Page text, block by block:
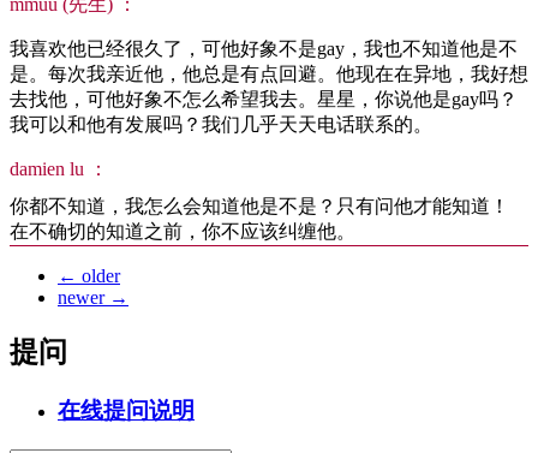
mmuu (先生) ：
我喜欢他已经很久了，可他好象不是gay，我也不知道他是不
是。每次我亲近他，他总是有点回避。他现在在异地，我好想
去找他，可他好象不怎么希望我去。星星，你说他是gay吗？
我可以和他有发展吗？我们几乎天天电话联系的。
damien lu ：
你都不知道，我怎么会知道他是不是？只有问他才能知道！
在不确切的知道之前，你不应该纠缠他。
← older
newer →
提问
在线提问说明